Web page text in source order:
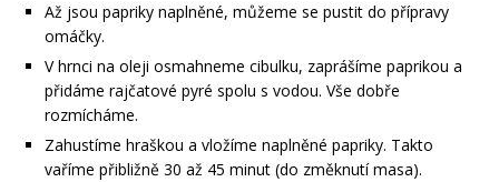
Až jsou papriky naplněné, můžeme se pustit do přípravy
omáčky.
V hrnci na oleji osmahneme cibulku, zaprášíme paprikou a
přidáme rajčatové pyré spolu s vodou. Vše dobře
rozmícháme.
Zahustíme hraškou a vložíme naplněné papriky. Takto
vaříme přibližně 30 až 45 minut (do změknutí masa).